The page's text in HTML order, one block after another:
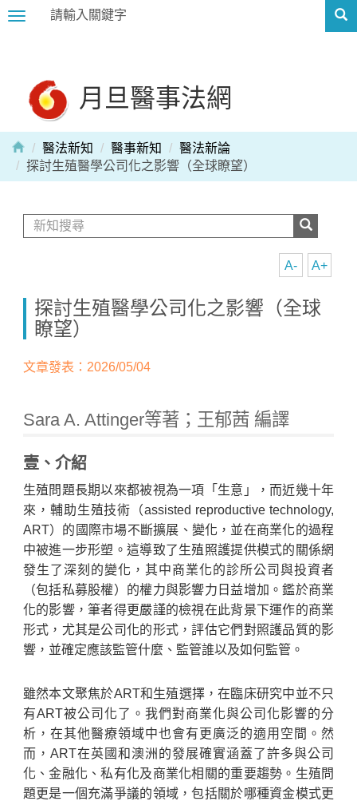
Toggle
月旦醫事法網
Home
醫法新知 醫事新知
醫法新論
探討生殖醫學公司化之影響（全球瞭望）
A+
A-
探討生殖醫學公司化之影響（全球
瞭望）
文章發表：2026/05/04
Sara A. Attinger等著；王郁茜 編譯
壹、介紹
生殖問題長期以來都被視為一項「生意」，而近幾十年
來，輔助生殖技術（assisted reproductive technology,
ART）的國際市場不斷擴展、變化，並在商業化的過程
中被進一步形塑。這導致了生殖照護提供模式的關係網
發生了深刻的變化，其中商業化的診所公司與投資者
（包括私募股權）的權力與影響力日益增加。鑑於商業
化的影響，筆者得更嚴謹的檢視在此背景下運作的商業
形式，尤其是公司化的形式，評估它們對照護品質的影
響，並確定應該監管什麼、監管誰以及如何監管。
雖然本文聚焦於ART和生殖選擇，在臨床研究中並不只
有ART被公司化了。我們對商業化與公司化影響的分
析，在其他醫療領域中也會有更廣泛的適用空間。然
而，ART在英國和澳洲的發展確實涵蓋了許多與公司
化、金融化、私有化及商業化相關的重要趨勢。生殖問
題更是一個充滿爭議的領域，包括關於哪種資金模式更